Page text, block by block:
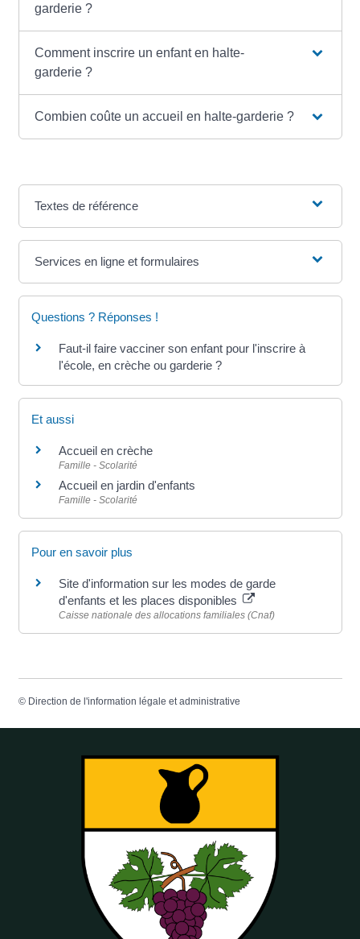
garderie ?
Comment inscrire un enfant en halte-
garderie ?
Combien coûte un accueil en halte-garderie ?
Textes de référence
Services en ligne et formulaires
Questions ? Réponses !
Faut-il faire vacciner son enfant pour l'inscrire à
l'école, en crèche ou garderie ?
Et aussi
Accueil en crèche
Famille - Scolarité
Accueil en jardin d'enfants
Famille - Scolarité
Pour en savoir plus
Site d'information sur les modes de garde
d'enfants et les places disponibles
Caisse nationale des allocations familiales (Cnaf)
© Direction de l'information légale et administrative